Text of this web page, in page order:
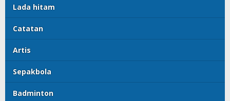
Lada hitam
Catatan
Artis
Sepakbola
Badminton